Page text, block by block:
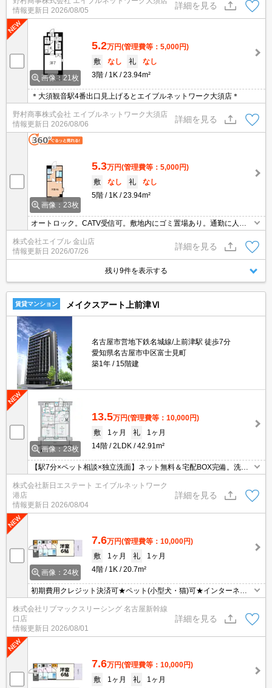
情報更新日 2026/08/05
詳細を見る
画像：21枚
5.2万円(管理費等：5,000円)
敷
なし 礼
なし
3階
1K 23.94m²
＊大須観音駅4番出口見上げるとエイブルネットワーク大須店＊
野村商事株式会社 エイブルネットワーク大須店
情報更新日 2026/08/06
詳細を見る
画像：23枚
5.3万円(管理費等：5,000円)
敷
なし 礼
なし
5階
1K 23.94m²
オートロック。CATV受信可。敷地内にゴミ置場あり。通勤に人気
株式会社エイブル 金山店
情報更新日 2026/07/26
詳細を見る
残り9件を表示する
賃貸マンション メイクスアート上前津Ⅵ
名古屋市営地下鉄名城線/上前津駅 徒歩7分
愛知県名古屋市中区富士見町
築1年
15階建
画像：23枚
13.5万円(管理費等：10,000円)
敷
1ヶ月 礼
1ヶ月
14階
2LDK 42.91m²
【駅7分×ペット相談×独立洗面】ネット無料＆宅配BOX完備。洗面
には宅配ボックスを設置しているため、荷物の受け取りのために早
く帰宅する必要がありません。収納はクロゼット・シューズボック
スなど豊富なので、衣類や履き物の整理がしやすく便利です。
株式会社新日エステート エイブルネットワーク
港店
情報更新日 2026/08/04
詳細を見る
画像：24枚
7.6万円(管理費等：10,000円)
敷
1ヶ月 礼
1ヶ月
4階
1K 20.7m²
初期費用クレジット決済可★ペット(小型犬・猫)可★インターネッ
株式会社リブマックスリーシング 名古屋新幹線
口店
情報更新日 2026/08/01
詳細を見る
7.6万円(管理費等：10,000円)
敷
1ヶ月 礼
1ヶ月